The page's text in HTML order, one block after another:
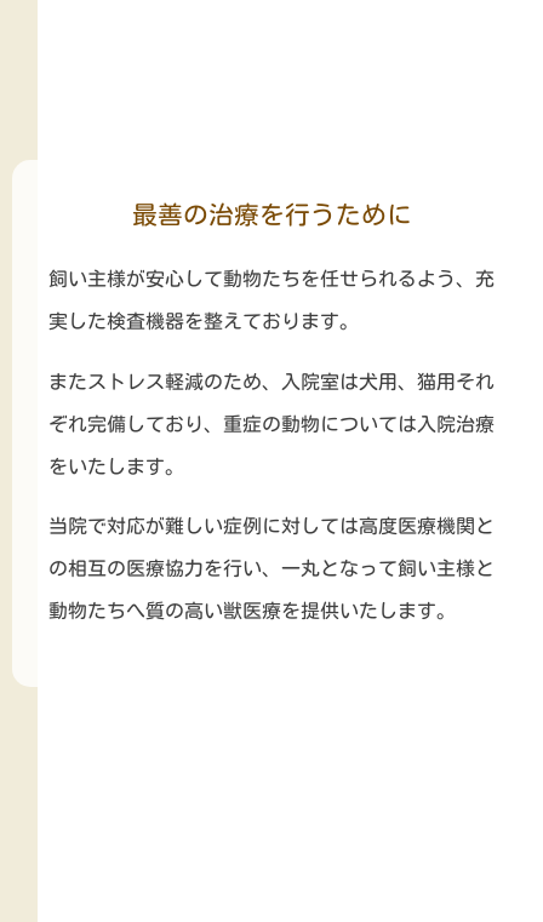
最善の治療を行うために
飼い主様が安心して動物たちを任せられるよう、充
実した検査機器を整えております。
またストレス軽減のため、入院室は犬用、猫用それ
ぞれ完備しており、重症の動物については入院治療
をいたします。
当院で対応が難しい症例に対しては高度医療機関と
の相互の医療協力を行い、一丸となって飼い主様と
動物たちへ質の高い獣医療を提供いたします。